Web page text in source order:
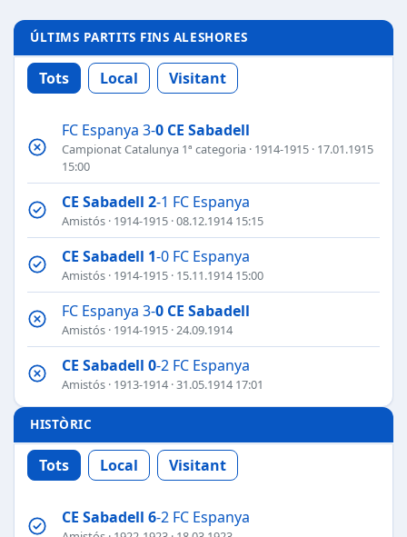
ÚLTIMS PARTITS FINS ALESHORES
Tots Local Visitant
FC Espanya 3-0 CE Sabadell
Campionat Catalunya 1ª categoria · 1914-1915 · 17.01.1915
15:00
CE Sabadell 2-1 FC Espanya
Amistós · 1914-1915 · 08.12.1914 15:15
CE Sabadell 1-0 FC Espanya
Amistós · 1914-1915 · 15.11.1914 15:00
FC Espanya 3-0 CE Sabadell
Amistós · 1914-1915 · 24.09.1914
CE Sabadell 0-2 FC Espanya
Amistós · 1913-1914 · 31.05.1914 17:01
HISTÒRIC
Tots Local Visitant
CE Sabadell 6-2 FC Espanya